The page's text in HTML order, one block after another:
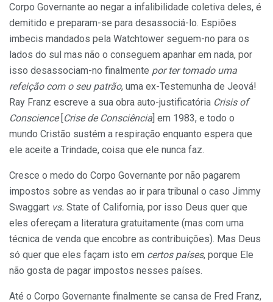
Corpo Governante ao negar a infalibilidade coletiva deles, é
demitido e preparam-se para desassociá-lo. Espiões
imbecis mandados pela Watchtower seguem-no para os
lados do sul mas não o conseguem apanhar em nada, por
isso desassociam-no finalmente por ter tomado uma
refeição com o seu patrão, uma ex-Testemunha de Jeová!
Ray Franz escreve a sua obra auto-justificatória Crisis of
Conscience[Crise de Consciência] em 1983, e todo o
mundo Cristão sustém a respiração enquanto espera que
ele aceite a Trindade, coisa que ele nunca faz.
Cresce o medo do Corpo Governante por não pagarem
impostos sobre as vendas ao ir para tribunal o caso Jimmy
Swaggart vs. State of California, por isso Deus quer que
eles ofereçam a literatura gratuitamente (mas com uma
técnica de venda que encobre as contribuições). Mas Deus
só quer que eles façam isto em certos países, porque Ele
não gosta de pagar impostos nesses países.
Até o Corpo Governante finalmente se cansa de Fred Franz,